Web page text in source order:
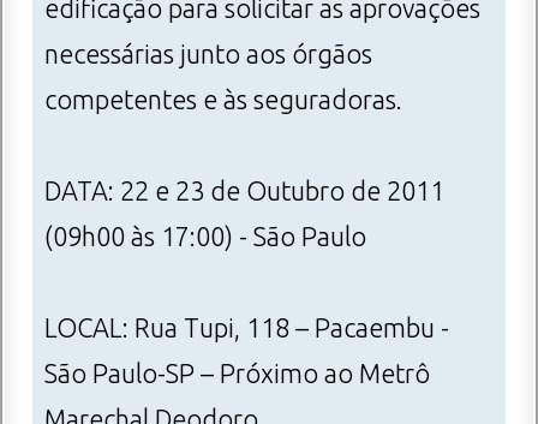
edificação para solicitar as aprovações
necessárias junto aos órgãos
competentes e às seguradoras.
DATA: 22 e 23 de Outubro de 2011
(09h00 às 17:00) - São Paulo
LOCAL: Rua Tupi, 118 – Pacaembu -
São Paulo-SP – Próximo ao Metrô